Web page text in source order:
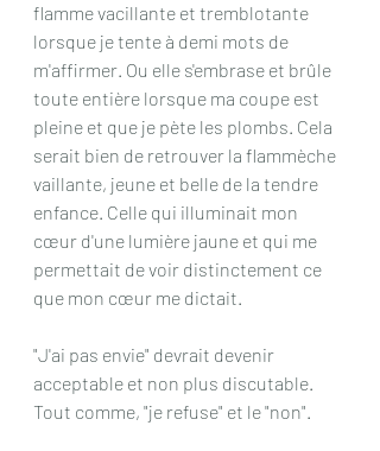
flamme vacillante et tremblotante
lorsque je tente à demi mots de
m'affirmer. Ou elle s'embrase et brûle
toute entière lorsque ma coupe est
pleine et que je pète les plombs. Cela
serait bien de retrouver la flammèche
vaillante, jeune et belle de la tendre
enfance. Celle qui illuminait mon
cœur d'une lumière jaune et qui me
permettait de voir distinctement ce
que mon cœur me dictait.
"J'ai pas envie" devrait devenir
acceptable et non plus discutable.
Tout comme, "je refuse" et le "non".